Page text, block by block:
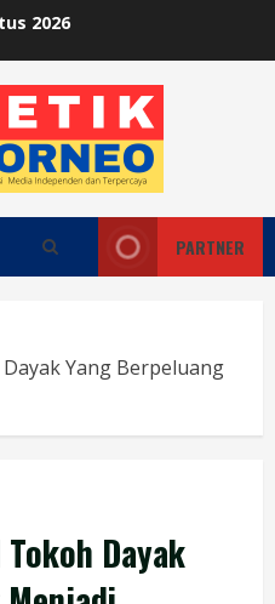
2026
PARTNER
Yang Berpeluang
Tokoh Dayak